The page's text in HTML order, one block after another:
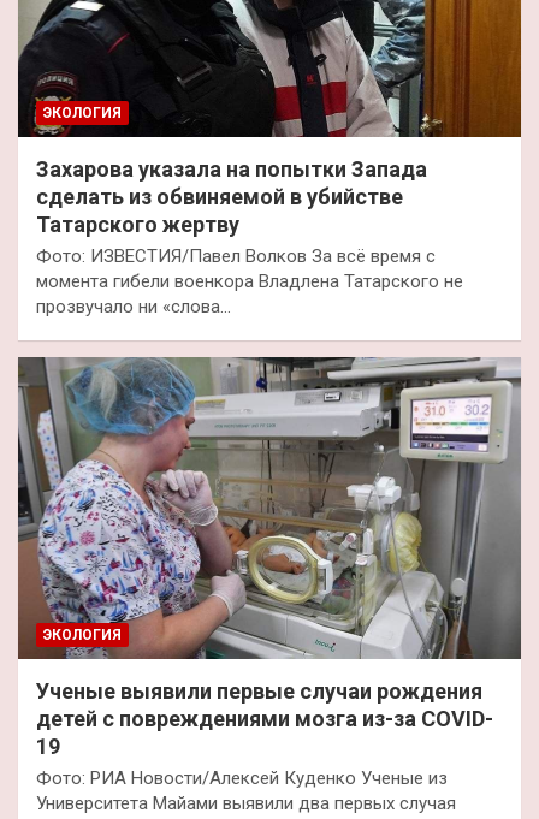
ЭКОЛОГИЯ
Захарова указала на попытки Запада
сделать из обвиняемой в убийстве
Татарского жертву
Фото: ИЗВЕСТИЯ/Павел Волков За всё время с
момента гибели военкора Владлена Татарского не
прозвучало ни «слова…
ЭКОЛОГИЯ
Ученые выявили первые случаи рождения
детей с повреждениями мозга из-за COVID-
19
Фото: РИА Новости/Алексей Куденко Ученые из
Университета Майами выявили два первых случая